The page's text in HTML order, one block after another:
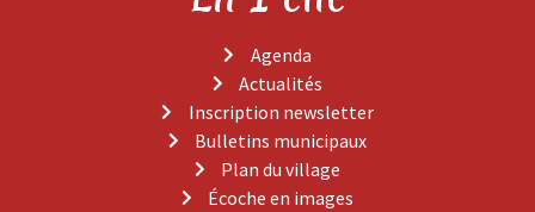
Agenda
Actualités
Inscription newsletter
Bulletins municipaux
Plan du village
Écoche en images